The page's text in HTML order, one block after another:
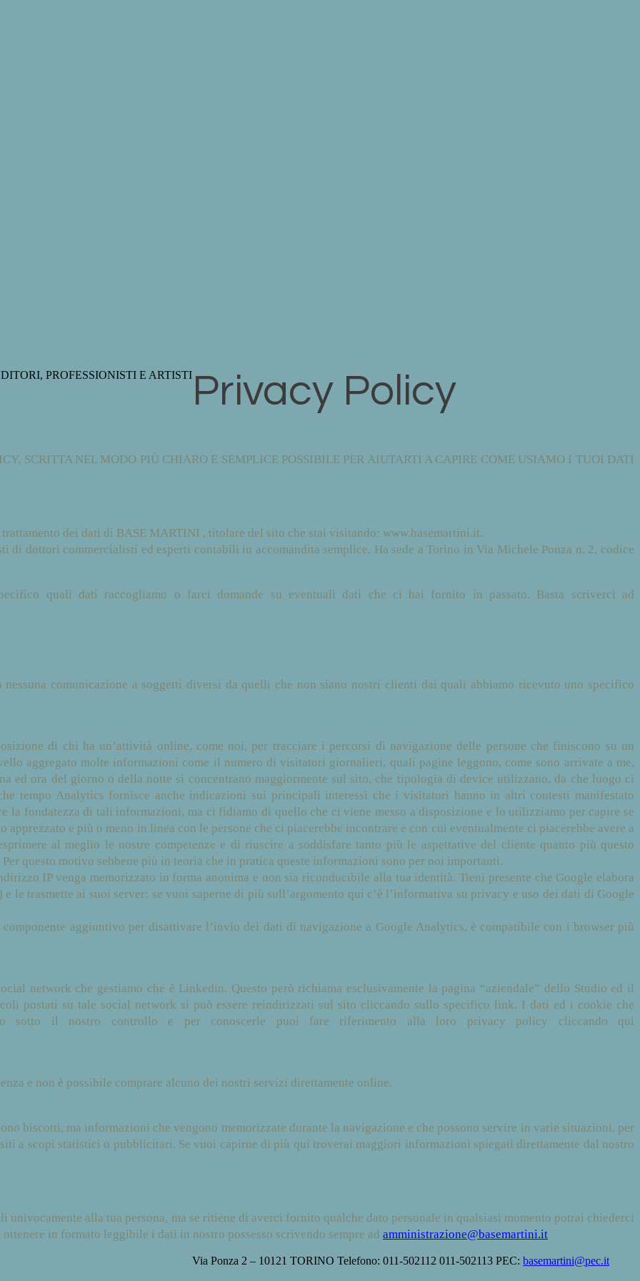
PROFESSIONISTI E ARTISTI Privacy Policy
SCRITTA NEL MODO PIÙ CHIARO E SEMPLICE POSSIBILE PER AIUTARTI A CAPIRE COME USIAMO I TUOI DATI
dei dati di BASE MARTINI , titolare del sito che stai visitando: www.basemartini.it.
di dottori commercialisti ed esperti contabili in accomandita semplice. Ha sede a Torino in Via Michele Ponza n. 2, codice
quali dati raccogliamo o farci domande su eventuali dati che ci hai fornito in passato. Basta scriverci ad
comunicazione a soggetti diversi da quelli che non siano nostri clienti dai quali abbiamo ricevuto uno specifico
di chi ha un’attività online, come noi, per tracciare i percorsi di navigazione delle persone che finiscono su un
aggregato molte informazioni come il numero di visitatori giornalieri, quali pagine leggono, come sono arrivate a me,
ed ora del giorno o della notte si concentrano maggiormente sul sito, che tipologia di device utilizzano, da che luogo ci
tempo Analytics fornisce anche indicazioni sui principali interessi che i visitatori hanno in altri contesti manifestato
la fondatezza di tali informazioni, ma ci fidiamo di quello che ci viene messo a disposizione e lo utilizziamo per capire se
e più o meno in linea con le persone che ci piacerebbe incontrare e con cui eventualmente ci piacerebbe avere a
al meglio le nostre competenze e di riuscire a soddisfare tanto più le aspettative del cliente quanto più questo
questo motivo sebbene più in teoria che in pratica queste informazioni sono per noi importanti.
IP venga memorizzato in forma anonima e non sia riconducibile alla tua identità. Tieni presente che Google elabora
le trasmette ai suoi server: se vuoi saperne di più sull’argomento qui c’è l’informativa su privacy e uso dei dati di Google
aggiuntivo per disattivare l’invio dei dati di navigazione a Google Analytics, è compatibile con i browser più
network che gestiamo che è Linkedin. Questo però richiama esclusivamente la pagina “aziendale” dello Studio ed il
postati su tale social network si può essere reindirizzati sul sito cliccando sullo specifico link. I dati ed i cookie che
sotto il nostro controllo e per conoscerle puoi fare riferimento alla loro privacy policy cliccando qui
e non è possibile comprare alcuno dei nostri servizi direttamente online.
biscotti, ma informazioni che vengono memorizzate durante la navigazione e che possono servire in varie situazioni, per
a scopi statistici o pubblicitari. Se vuoi capirne di più qui troverai maggiori informazioni spiegati direttamente dal nostro
alla tua persona, ma se ritiene di averci fornito qualche dato personale in qualsiasi momento potrai chiederci
in formato leggibile i dati in nostro possesso scrivendo sempre ad amministrazione@basemartini.it
Via Ponza 2 – 10121 TORINO Telefono: 011-502112 011-502113 PEC: basemartini@pec.it